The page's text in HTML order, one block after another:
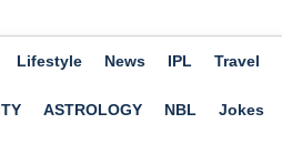
Lifestyle News IPL Travel
ASTROLOGY NBL Jokes